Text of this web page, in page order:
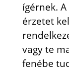
ígérnek.
érzetet
vagy te
fenébe